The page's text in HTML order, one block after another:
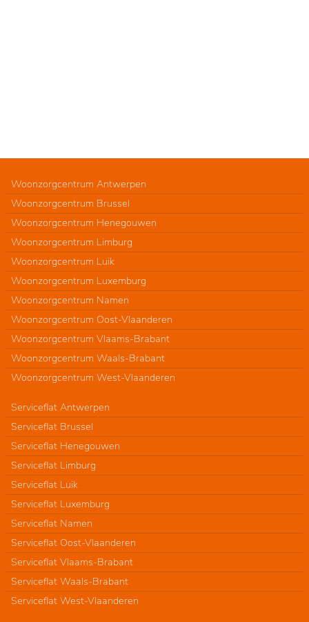
Woonzorgcentrum Antwerpen
Woonzorgcentrum Brussel
Woonzorgcentrum Henegouwen
Woonzorgcentrum Limburg
Woonzorgcentrum Luik
Woonzorgcentrum Luxemburg
Woonzorgcentrum Namen
Woonzorgcentrum Oost-Vlaanderen
Woonzorgcentrum Vlaams-Brabant
Woonzorgcentrum Waals-Brabant
Woonzorgcentrum West-Vlaanderen
Serviceflat Antwerpen
Serviceflat Brussel
Serviceflat Henegouwen
Serviceflat Limburg
Serviceflat Luik
Serviceflat Luxemburg
Serviceflat Namen
Serviceflat Oost-Vlaanderen
Serviceflat Vlaams-Brabant
Serviceflat Waals-Brabant
Serviceflat West-Vlaanderen